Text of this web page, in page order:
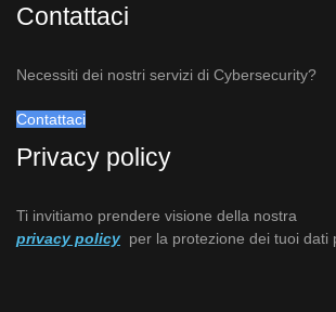
Contattaci
Necessiti dei nostri servizi di Cybersecurity?
Contattaci
Privacy policy
Ti invitiamo prendere visione della nostra
privacy policy per la protezione dei tuoi dati